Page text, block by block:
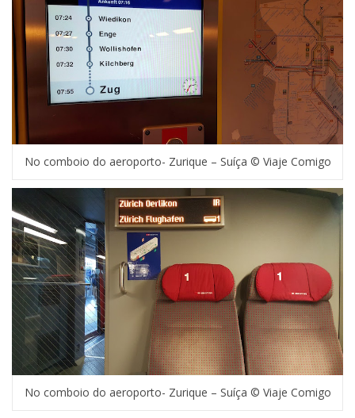
No comboio do aeroporto- Zurique – Suíça © Viaje Comigo
No comboio do aeroporto- Zurique – Suíça © Viaje Comigo